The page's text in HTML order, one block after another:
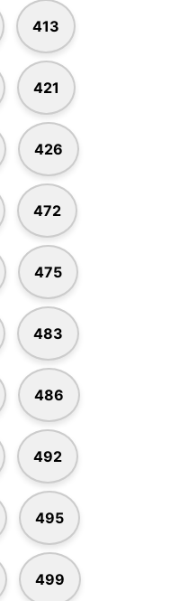
413
421
426
472
475
483
486
492
495
499